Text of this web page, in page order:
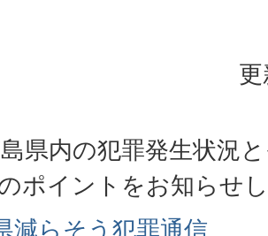
県内の犯罪発生状況
ポイントをお知らせ
減らそう犯罪通信